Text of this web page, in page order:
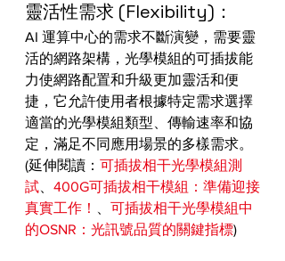
靈活性需求 (Flexibility)：
AI 運算中心的需求不斷演變，需要靈
活的網路架構，光學模組的可插拔能
力使網路配置和升級更加靈活和便
捷，它允許使用者根據特定需求選擇
適當的光學模組類型、傳輸速率和協
定，滿足不同應用場景的多樣需求。
(延伸閱讀： 可插拔相干光學模組測
試、 400G可插拔相干模組：準備迎接
真實工作！ 、
可插拔相干光學模組中
的OSNR：光訊號品質的關鍵指標)